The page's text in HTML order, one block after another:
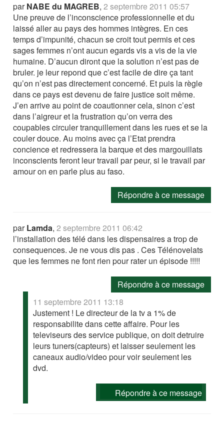
parNABE du MAGREB,2 septembre 2011 05:57
Une preuve de l’inconscience professionnelle et du
laissé aller au pays des hommes intègres. En ces
temps d’impunité, chacun se croit tout permis et ces
sages femmes n’ont aucun egards vis a vis de la vie
humaine. D’aucun diront que la solution n’est pas de
bruler. je leur repond que c’est facile de dire ça tant
qu’on n’est pas directement concerné. Et puis la règle
dans ce pays est devenu de faire justice soit même.
J’en arrive au point de coautionner cela, sinon c’est
dans l’aigreur et la frustration qu’on verra des
coupables circuler tranquillement dans les rues et se la
couler douce. Au moins avec ça l’Etat prendra
concience et redressera la barque et des margouillats
inconscients feront leur travail par peur, si le travail par
amour on en parle plus au faso.
Répondre à ce message
parLamda,2 septembre 2011 06:42
l’installation des télé dans les dispensaires a trop de
consequences. Je ne vous dis pas . Ces Télénovelats
que les femmes ne font rien pour rater un épisode !!!!!
Répondre à ce message
11 septembre 2011 13:18
Justement ! Le directeur de la tv a 1% de
responsabilite dans cette affaire. Pour les
televiseurs des service publique, on doit detruire
leurs tuners(capteurs) et laisser seulement les
caneaux audio/video pour voir seulement les
dvd.
Répondre à ce message